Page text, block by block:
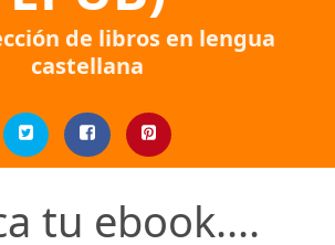
de libros en lengua
castellana
tu ebook....